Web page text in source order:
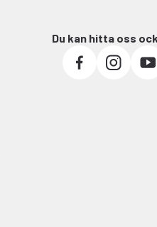
Du kan hitta oss